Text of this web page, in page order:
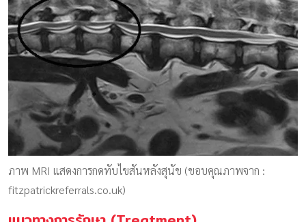
ภาพ MRI แสดงการกดทับไขสันหลังสุนัข (ขอบคุณภาพจาก :
fitzpatrickreferrals.co.uk)